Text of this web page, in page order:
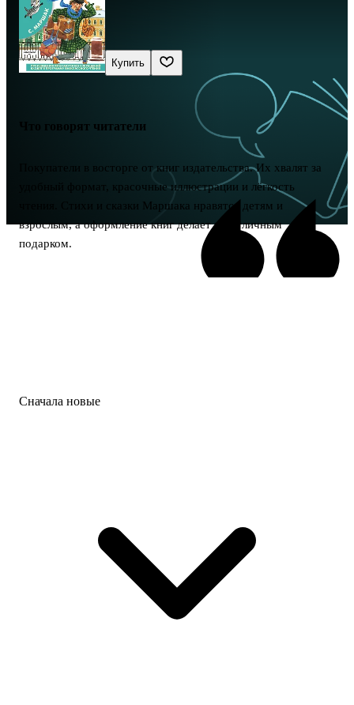
Купить
Что говорят читатели
Покупатели в восторге от книг издательства. Их хвалят за
удобный формат, красочные иллюстрации и лёгкость
чтения. Стихи и сказки Маршака нравятся детям и
взрослым, а оформление книг делает их отличным
подарком.
Сначала новые